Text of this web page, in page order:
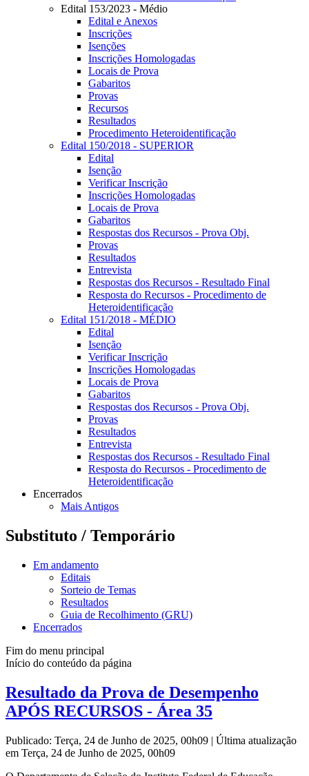
Edital 153/2023 - Médio
Edital e Anexos
Inscrições
Isenções
Inscrições Homologadas
Locais de Prova
Gabaritos
Provas
Recursos
Resultados
Procedimento Heteroidentificação
Edital 150/2018 - SUPERIOR
Edital
Isenção
Verificar Inscrição
Inscrições Homologadas
Locais de Prova
Gabaritos
Respostas dos Recursos - Prova Obj.
Provas
Resultados
Entrevista
Respostas dos Recursos - Resultado Final
Resposta do Recursos - Procedimento de
Heteroidentificação
Edital 151/2018 - MÉDIO
Edital
Isenção
Verificar Inscrição
Inscrições Homologadas
Locais de Prova
Gabaritos
Respostas dos Recursos - Prova Obj.
Provas
Resultados
Entrevista
Respostas dos Recursos - Resultado Final
Resposta do Recursos - Procedimento de
Heteroidentificação
Encerrados
Mais Antigos
Substituto / Temporário
Em andamento
Editais
Sorteio de Temas
Resultados
Guia de Recolhimento (GRU)
Encerrados
Fim do menu principal
Início do conteúdo da página
Resultado da Prova de Desempenho
APÓS RECURSOS - Área 35
Publicado: Terça, 24 de Junho de 2025, 00h09 | Última atualização
em Terça, 24 de Junho de 2025, 00h09